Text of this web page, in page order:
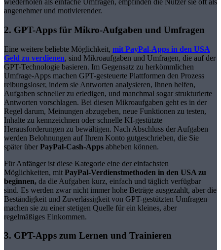
wiederholen als einfache Umfragen, empfinden die Nutzer sie oft als
angenehmer und motivierender.
2. GPT-Apps für Mikro-Aufgaben und Umfragen
Eine weitere beliebte Möglichkeit, mit PayPal-Apps in den USA
Geld zu verdienen, sind Mikroaufgaben und Umfragen, die auf der
GPT-Technologie basieren. Im Gegensatz zu herkömmlichen
Umfrage-Apps machen GPT-gesteuerte Plattformen den Prozess
reibungsloser, indem sie Antworten analysieren, Ihnen helfen,
Aufgaben schneller zu erledigen, und manchmal sogar strukturierte
Antworten vorschlagen. Bei diesen Mikroaufgaben geht es in der
Regel darum, Meinungen abzugeben, neue Funktionen zu testen,
Inhalte zu kennzeichnen oder schnelle KI-gestützte
Herausforderungen zu bewältigen. Nach Abschluss der Aufgaben
werden Belohnungen auf Ihrem Konto gutgeschrieben, die Sie
später über PayPal-Cash-Apps abheben können.
Für Anfänger ist diese Kategorie eine der einfachsten
Möglichkeiten, mit PayPal-Verdienstmethoden in den USA zu
beginnen, da die Aufgaben kurz, einfach und täglich verfügbar
sind. Es werden zwar nicht immer hohe Beträge ausgezahlt, aber die
Beständigkeit und Zuverlässigkeit von GPT-gestützten Umfragen
machen sie zu einer stetigen Quelle für ein kleines, aber
regelmäßiges Einkommen.
3. GPT-Apps zum Lernen und Trainieren